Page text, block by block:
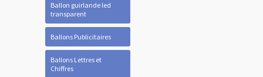
Ballon guirlande led
transparent
Ballons Publicitaires
Ballons Lettres et
Chiffres